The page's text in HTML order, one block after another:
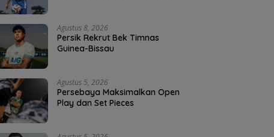
Agustus 8, 2026
Persik Rekrut Bek Timnas
Guinea-Bissau
Agustus 5, 2026
Persebaya Maksimalkan Open
Play dan Set Pieces